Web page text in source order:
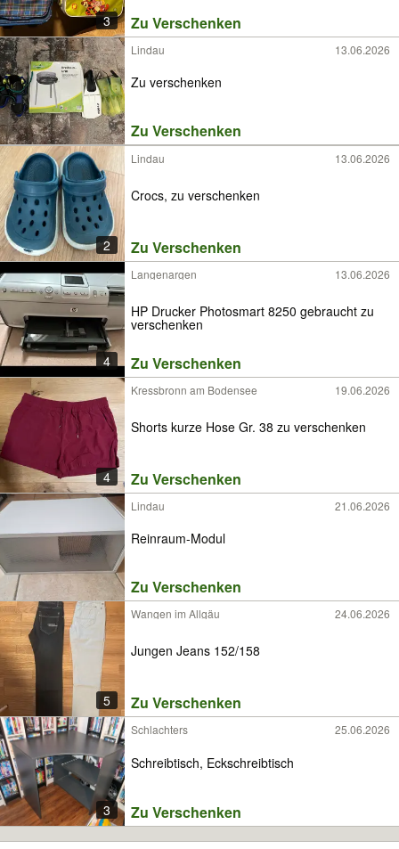
3 Zu Verschenken
Lindau 13.06.2026
Zu verschenken
Zu Verschenken
2
Lindau 13.06.2026
Crocs, zu verschenken
Zu Verschenken
4
Langenargen 13.06.2026
HP Drucker Photosmart 8250 gebraucht zu
verschenken
Zu Verschenken
4
Kressbronn am Bodensee 19.06.2026
Shorts kurze Hose Gr. 38 zu verschenken
Zu Verschenken
Lindau 21.06.2026
Reinraum-Modul
Zu Verschenken
5
Wangen im Allgäu 24.06.2026
Jungen Jeans 152/158
Zu Verschenken
3
Schlachters 25.06.2026
Schreibtisch, Eckschreibtisch
Zu Verschenken